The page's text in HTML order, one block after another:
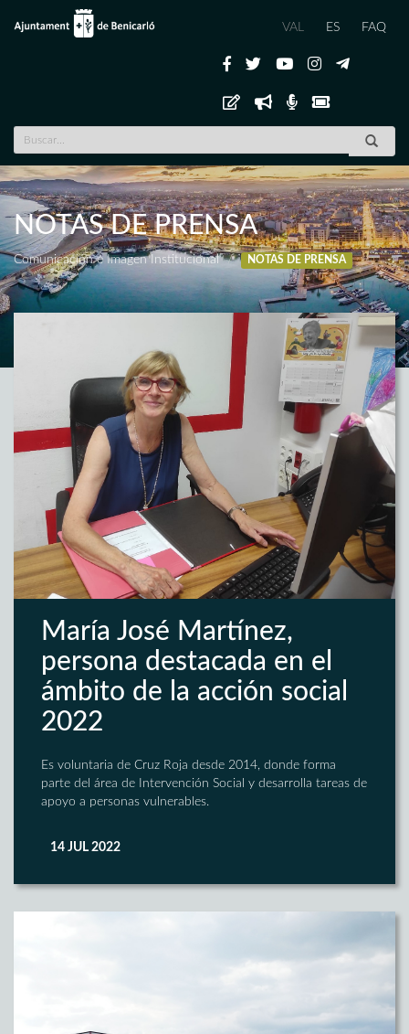
VAL ES FAQ
NOTAS DE PRENSA
Comunicación e Imagen Institucional NOTAS DE PRENSA
María José Martínez,
persona destacada en el
ámbito de la acción social
2022
Es voluntaria de Cruz Roja desde 2014, donde forma
parte del área de Intervención Social y desarrolla tareas de
apoyo a personas vulnerables.
14 JUL 2022